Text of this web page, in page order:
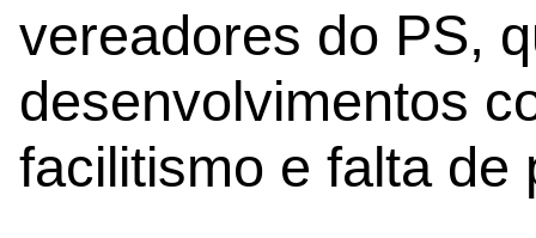
vereadores do PS,
desenvolvimentos
facilitismo e falta de